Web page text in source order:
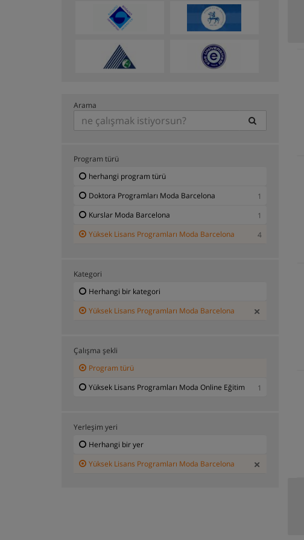
Arama
Program türü
herhangi program türü
Doktora Programları Moda Barcelona
1
Kurslar Moda Barcelona
1
Yüksek Lisans Programları Moda Barcelona
4
Kategori
Herhangi bir kategori
Yüksek Lisans Programları Moda Barcelona
Çalışma şekli
Program türü
Yüksek Lisans Programları Moda Online Eğitim
1
Yerleşim yeri
Herhangi bir yer
Yüksek Lisans Programları Moda Barcelona